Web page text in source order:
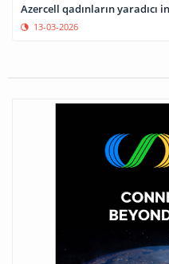
Azercell qadınların yaradıcı
13-03-2026